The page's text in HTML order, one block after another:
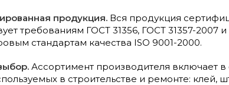
продукция. Вся продукция
требованиям ГОСТ 31356, ГОСТ 31357-2007
стандартам качества ISO 9001-2000.
Ассортимент производителя включает
в строительстве и ремонте: клей,